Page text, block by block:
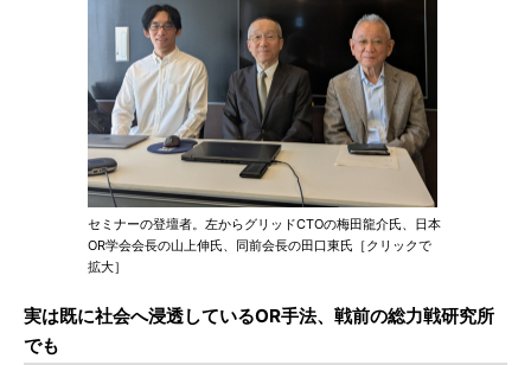
セミナーの登壇者。左からグリッドCTOの梅田龍介氏、日本
OR学会会長の山上伸氏、同前会長の田口東氏［クリックで
拡大］
実は既に社会へ浸透しているOR手法、戦前の総力戦研究所
でも